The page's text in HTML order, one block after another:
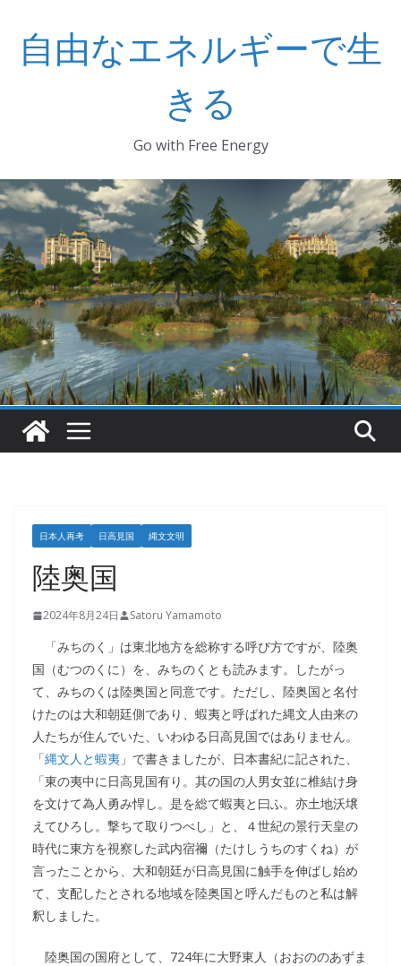
キ
ッ
プ
自由なエネルギーで生
きる
Go with Free Energy
日本人再考 日高見国 縄文文明
陸奥国
2024年8月24日 Satoru Yamamoto
「みちのく」は東北地方を総称する呼び方ですが、陸奥
国（むつのくに）を、みちのくとも読みます。したがっ
て、みちのくは陸奥国と同意です。ただし、陸奥国と名付
けたのは大和朝廷側であり、蝦夷と呼ばれた縄文人由来の
人たちが住んでいた、いわゆる日高見国ではありません。
「縄文人と蝦夷 」で書きましたが、日本書紀に記された、
「東の夷中に日高見国有り。其の国の人男女並に椎結け身
を文けて為人勇み悍し。是を総て蝦夷と曰ふ。亦土地沃壌
えてひろし。撃ちて取りつべし」と、４世紀の景行天皇の
時代に東方を視察した武内宿禰（たけしうちのすくね）が
言ったことから、大和朝廷が日高見国に触手を伸ばし始め
て、支配したとされる地域を陸奥国と呼んだものと私は解
釈しました。
陸奥国の国府として、724年に大野東人（おおののあずま